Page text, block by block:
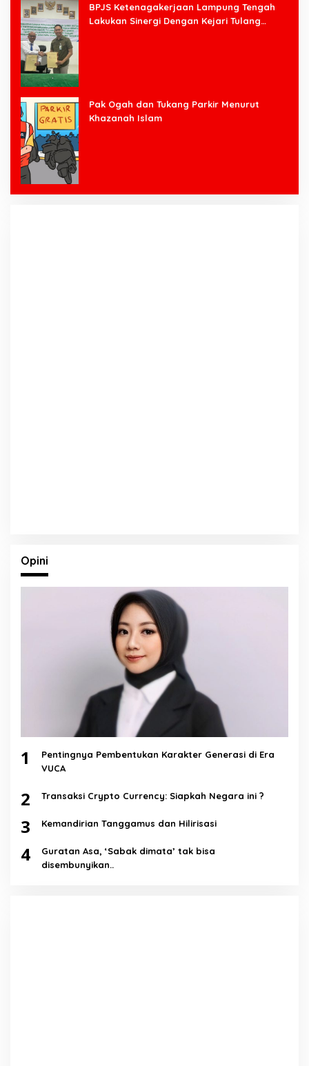
BPJS Ketenagakerjaan Lampung Tengah
Lakukan Sinergi Dengan Kejari Tulang
Pak Ogah dan Tukang Parkir Menurut
Khazanah Islam
Opini
1
Pentingnya Pembentukan Karakter Generasi di Era
VUCA
2 Transaksi Crypto Currency: Siapkah Negara ini ?
3 Kemandirian Tanggamus dan Hilirisasi
4
Guratan Asa, ‘Sabak dimata’ tak bisa
disembunyikan..